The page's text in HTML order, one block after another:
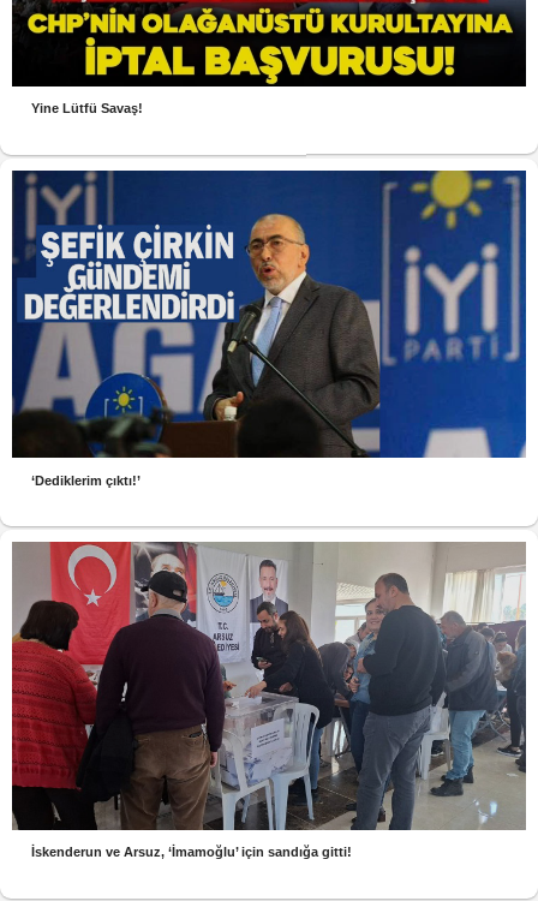
Yine Lütfü Savaş!
‘Dediklerim çıktı!’
İskenderun ve Arsuz, ‘İmamoğlu’ için sandığa gitti!